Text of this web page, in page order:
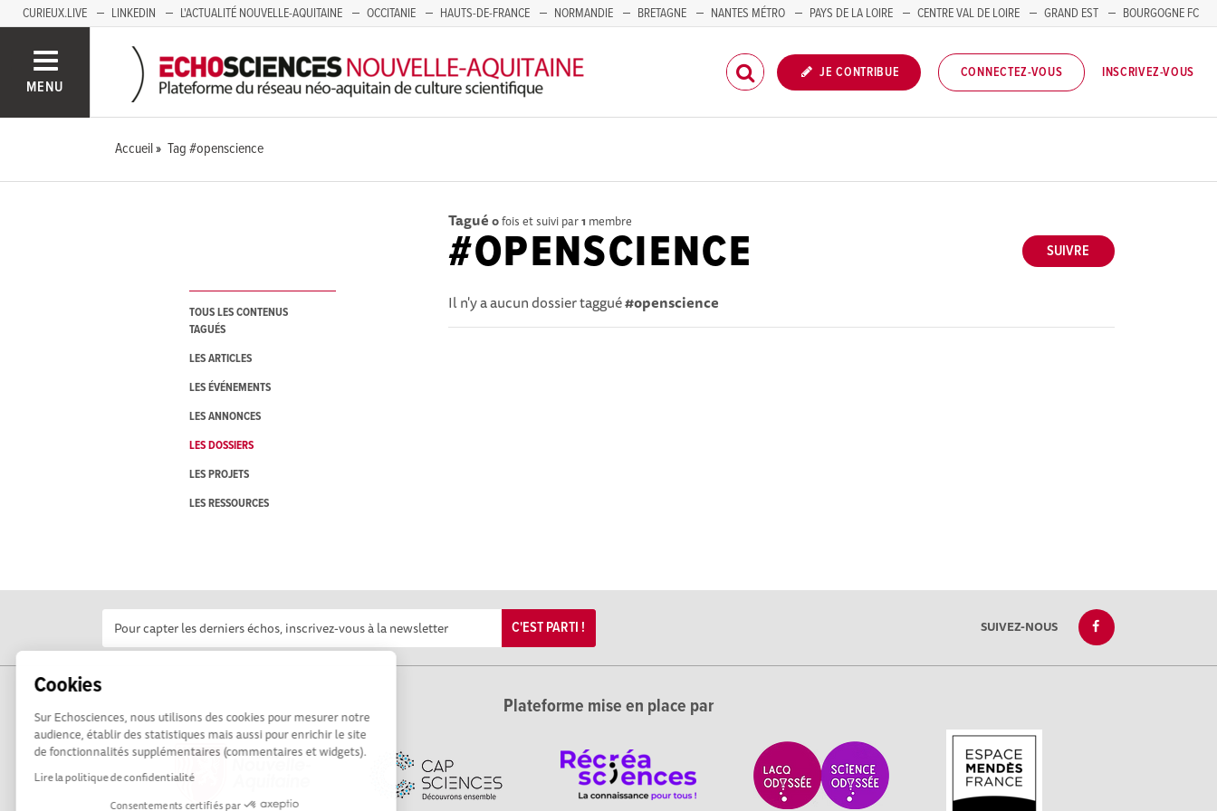
Cookies
Sur Echosciences, nous utilisons des cookies pour mesurer notre
audience, établir des statistiques mais aussi pour enrichir le site
de fonctionnalités supplémentaires (commentaires et widgets).
Lire la politique de confidentialité
Consentements certifiés par
CURIEUX.LIVE LINKEDIN L'ACTUALITÉ NOUVELLE-AQUITAINE OCCITANIE HAUTS-DE-FRANCE NORMANDIE BRETAGNE NANTES MÉTRO PAYS DE LA LOIRE CENTRE VAL DE LOIRE GRAND EST
BOURGOGNE FC
MENU
JE CONTRIBUE CONNECTEZ-VOUS INSCRIVEZ-VOUS
Accueil Tag #openscience
TOUS LES CONTENUS
TAGUÉS
LES ARTICLES
LES ÉVÉNEMENTS
LES ANNONCES
LES DOSSIERS
LES PROJETS
LES RESSOURCES
Tagué 0fois et suivi par1 membre
SUIVRE
#OPENSCIENCE
Il n'y a aucun dossier taggué#openscience
C'EST PARTI ! SUIVEZ-NOUS
Plateforme mise en place par